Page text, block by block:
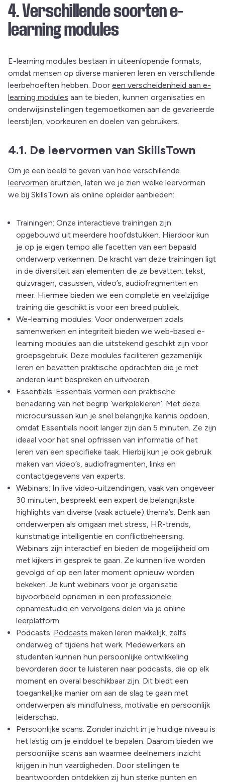
4. Verschillende soorten e-
learning modules
E-learning modules bestaan in uiteenlopende formats,
omdat mensen op diverse manieren leren en verschillende
leerbehoeften hebben. Door een verscheidenheid aan e-
learning modules aan te bieden, kunnen organisaties en
onderwijsinstellingen tegemoetkomen aan de gevarieerde
leerstijlen, voorkeuren en doelen van gebruikers.
4.1. De leervormen van SkillsTown
Om je een beeld te geven van hoe verschillende
leervormen eruitzien, laten we je zien welke leervormen
we bij SkillsTown als online opleider aanbieden:
Trainingen: Onze interactieve trainingen zijn
opgebouwd uit meerdere hoofdstukken. Hierdoor kun
je op je eigen tempo alle facetten van een bepaald
onderwerp verkennen. De kracht van deze trainingen ligt
in de diversiteit aan elementen die ze bevatten: tekst,
quizvragen, casussen, video’s, audiofragmenten en
meer. Hiermee bieden we een complete en veelzijdige
training die geschikt is voor een breed publiek.
We-learning modules: Voor onderwerpen zoals
samenwerken en integriteit bieden we web-based e-
learning modules aan die uitstekend geschikt zijn voor
groepsgebruik. Deze modules faciliteren gezamenlijk
leren en bevatten praktische opdrachten die je met
anderen kunt bespreken en uitvoeren.
Essentials: Essentials vormen een praktische
benadering van het begrip ‘werkplekleren’. Met deze
microcursussen kun je snel belangrijke kennis opdoen,
omdat Essentials nooit langer zijn dan 5 minuten. Ze zijn
ideaal voor het snel opfrissen van informatie of het
leren van een specifieke taak. Hierbij kun je ook gebruik
maken van video’s, audiofragmenten, links en
contactgegevens van experts.
Webinars: In live video-uitzendingen, vaak van ongeveer
30 minuten, bespreekt een expert de belangrijkste
highlights van diverse (vaak actuele) thema’s. Denk aan
onderwerpen als omgaan met stress, HR-trends,
kunstmatige intelligentie en conflictbeheersing.
Webinars zijn interactief en bieden de mogelijkheid om
met kijkers in gesprek te gaan. Ze kunnen live worden
gevolgd of op een later moment opnieuw worden
bekeken. Je kunt webinars voor je organisatie
bijvoorbeeld opnemen in een professionele
opnamestudio en vervolgens delen via je online
leerplatform.
Podcasts: Podcasts maken leren makkelijk, zelfs
onderweg of tijdens het werk. Medewerkers en
studenten kunnen hun persoonlijke ontwikkeling
bevorderen door te luisteren naar podcasts, die op elk
moment en overal beschikbaar zijn. Dit biedt een
toegankelijke manier om aan de slag te gaan met
onderwerpen als mindfulness, motivatie en persoonlijk
leiderschap.
Persoonlijke scans: Zonder inzicht in je huidige niveau is
het lastig om je einddoel te bepalen. Daarom bieden we
persoonlijke scans aan waarmee deelnemers inzicht
krijgen in hun vaardigheden. Door stellingen te
beantwoorden ontdekken zij hun sterke punten en